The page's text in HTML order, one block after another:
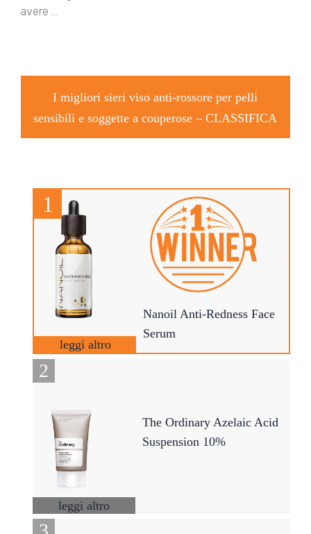
avere …
I migliori sieri viso anti-rossore per pelli
sensibili e soggette a couperose –CLASSIFICA
Nanoil Anti-Redness Face
Serum
leggi altro
The Ordinary Azelaic Acid
Suspension 10%
leggi altro